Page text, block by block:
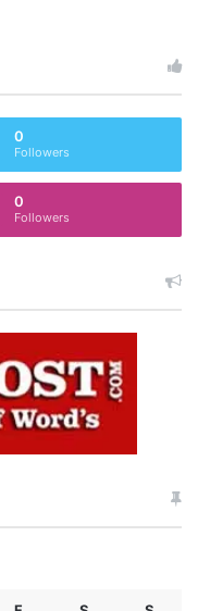
0
Followers
0
Followers